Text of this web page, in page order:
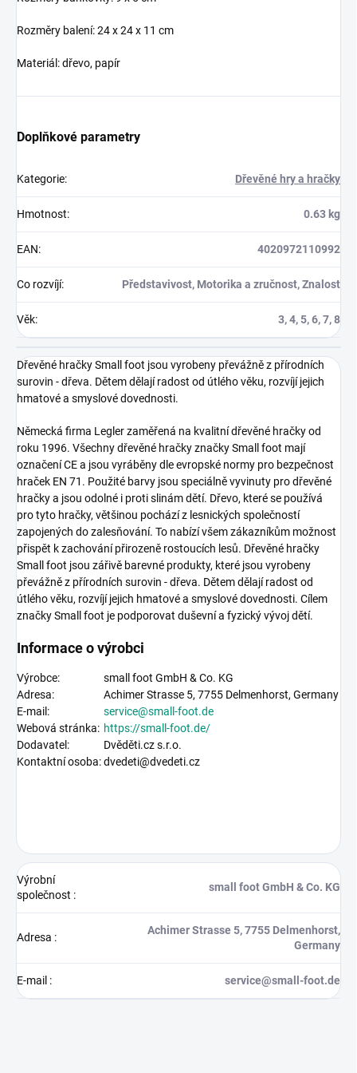
Rozměry balení: 24 x 24 x 11 cm
Materiál: dřevo, papír
Doplňkové parametry
Kategorie: Dřevěné hry a hračky
Hmotnost: 0.63 kg
EAN: 4020972110992
Co rozvíjí: Představivost, Motorika a zručnost, Znalost
Věk: 3, 4, 5, 6, 7, 8
Dřevěné hračky Small foot jsou vyrobeny převážně z přírodních
surovin - dřeva. Dětem dělají radost od útlého věku, rozvíjí jejich
hmatové a smyslové dovednosti.
Německá firma Legler zaměřená na kvalitní dřevěné hračky od
roku 1996. Všechny dřevěné hračky značky Small foot mají
označení CE a jsou vyráběny dle evropské normy pro bezpečnost
hraček EN 71. Použité barvy jsou speciálně vyvinuty pro dřevěné
hračky a jsou odolné i proti slinám dětí. Dřevo, které se používá
pro tyto hračky, většinou pochází z lesnických společností
zapojených do zalesňování. To nabízí všem zákazníkům možnost
přispět k zachování přirozeně rostoucích lesů. Dřevěné hračky
Small foot jsou zářivě barevné produkty, které jsou vyrobeny
převážně z přírodních surovin - dřeva. Dětem dělají radost od
útlého věku, rozvíjí jejich hmatové a smyslové dovednosti. Cílem
značky Small foot je podporovat duševní a fyzický vývoj dětí.
Informace o výrobci
Výrobce:
small foot GmbH & Co. KG
Adresa:
Achimer Strasse 5, 7755 Delmenhorst, Germany
E-mail:
service@small-foot.de
Webová stránka: https://small-foot.de/
Dodavatel:
Dvěděti.cz s.r.o.
Kontaktní osoba:dvedeti@dvedeti.cz
Výrobní
společnost :
small foot GmbH & Co. KG
Adresa :
Achimer Strasse 5, 7755 Delmenhorst,
Germany
E-mail : service@small-foot.de